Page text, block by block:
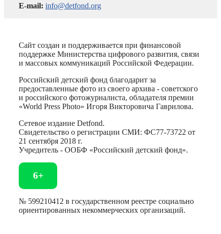
E-mail: info@detfond.org
Сайт создан и поддерживается при финансовой
поддержке Министерства цифрового развития, связи
и массовых коммуникаций Российской Федерации.
Российский детский фонд благодарит за
предоставленные фото из своего архива - советского
и российского фотожурналиста, обладателя премии
«World Press Photo» Игоря Викторовича Гаврилова.
Сетевое издание Detfond.
Свидетельство о регистрации СМИ: ФС77-73722 от
21 сентября 2018 г.
Учредитель - ООБФ «Российский детский фонд».
6+
№ 599210412 в государственном реестре социально
ориентированных некоммерческих организаций.